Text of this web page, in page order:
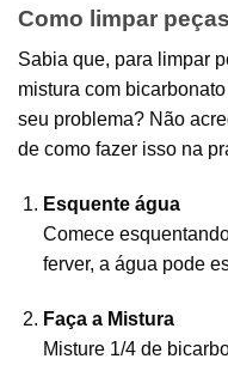
Como limpar
Sabia que, para limpar
mistura com
seu problema? Não
de como fazer isso na
Esquente água
Comece
ferver, a água pode
Faça a Mistura
Misture 1/4 de